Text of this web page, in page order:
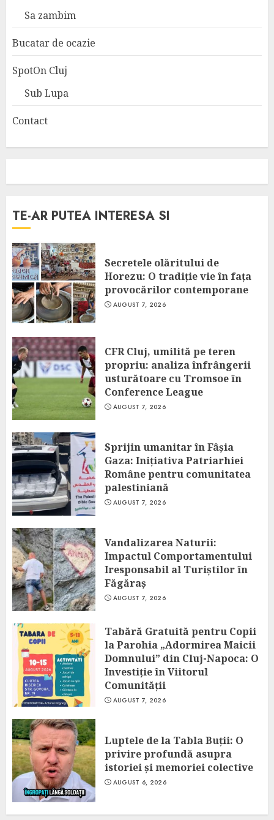
Sa zambim
Bucatar de ocazie
SpotOn Cluj
Sub Lupa
Contact
TE-AR PUTEA INTERESA SI
Secretele olăritului de
Horezu: O tradiție vie în fața
provocărilor contemporane
AUGUST 7, 2026
CFR Cluj, umilită pe teren
propriu: analiza înfrângerii
usturătoare cu Tromsoe în
Conference League
AUGUST 7, 2026
Sprijin umanitar în Fâșia
Gaza: Inițiativa Patriarhiei
Române pentru comunitatea
palestiniană
AUGUST 7, 2026
Vandalizarea Naturii:
Impactul Comportamentului
Iresponsabil al Turiștilor în
Făgăraș
AUGUST 7, 2026
Tabără Gratuită pentru Copii
la Parohia „Adormirea Maicii
Domnului” din Cluj-Napoca: O
Investiție în Viitorul
Comunității
AUGUST 7, 2026
Luptele de la Tabla Buții: O
privire profundă asupra
istoriei și memoriei colective
AUGUST 6, 2026